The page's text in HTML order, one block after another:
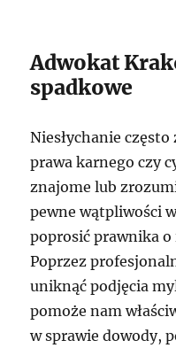
Adwokat
spadkowe
Niesłychanie
prawa karnego czy
znajome lub
pewne wątpliwości
poprosić prawnika
Poprzez
uniknąć podjęcia
pomoże nam
w sprawie dowody,